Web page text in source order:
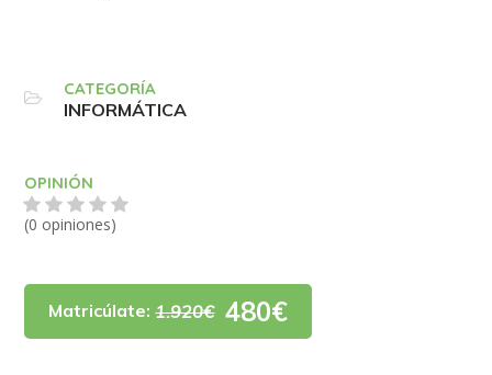
CATEGORÍA
INFORMÁTICA
OPINIÓN
(0 opiniones)
Matricúlate:1.920€ 480€